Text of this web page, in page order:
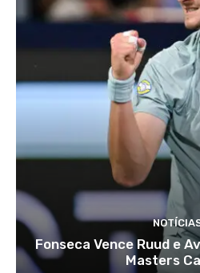
Fonseca Vence Ruud e
Masters